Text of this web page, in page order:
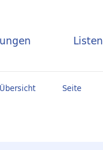
Listen
Übersicht Seite